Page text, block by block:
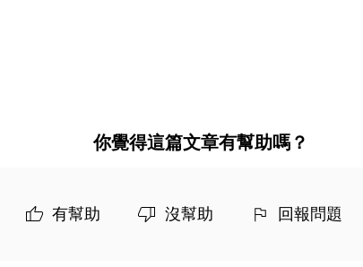
你覺得這篇文章有幫助嗎？
有幫助 沒幫助 回報問題